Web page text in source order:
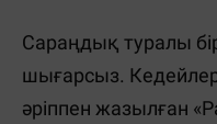
Сараңдық туралы
шығарсыз.
әріппен жазылған